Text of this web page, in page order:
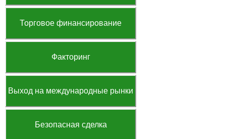
Торговое финансирование
Факторинг
Выход на международные рынки
Безопасная сделка